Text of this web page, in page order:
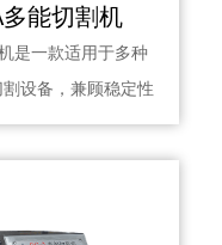
能切割机
是一款适用于多种
设备，兼顾稳定性